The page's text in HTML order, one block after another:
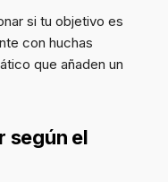
si tu objetivo es
con huchas
que añaden un
según el